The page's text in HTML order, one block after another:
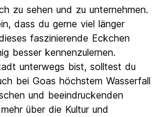
zu sehen und zu unternehmen.
dass du gerne viel länger
faszinierende Eckchen
besser kennenzulernen.
unterwegs bist, solltest du
bei Goas höchstem Wasserfall
und beeindruckenden
über die Kultur und